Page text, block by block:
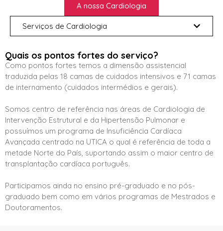
A nossa Cardiologia
Serviços de Cardiologia
Quais os pontos fortes do serviço?
Como pontos fortes temos a dimensão assistencial
traduzida pelas 18 camas de cuidados intensivos e 71 camas
de internamento (cuidados intermédios e gerais).
Somos centro de referência nas áreas de Cardiologia de
Intervenção Estrutural e da Hipertensão Pulmonar e
possuímos um programa de Insuficiência Cardíaca
Avançada centrado na UTICA o qual é referência de toda a
metade Norte do País, suportando assim o maior centro de
transplantação cardíaca português.
Participamos ainda no ensino pré-graduado e no pós-
graduado bem como em vários programas de Mestrados e
Doutoramentos.